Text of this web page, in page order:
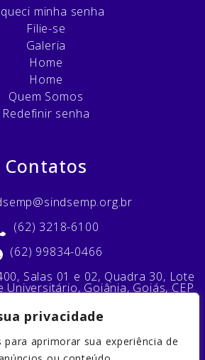
privacidade
aprimorar sua experiência de
minha senha
Filie-se
Galeria
Home
Home
Quem Somos
Redefinir senha
Contatos
(62) 3218-6100
(62) 99834-0466
Salas 01 e 02, Quadra 30, Lote
Universitário, Goiânia, Goiás, CEP